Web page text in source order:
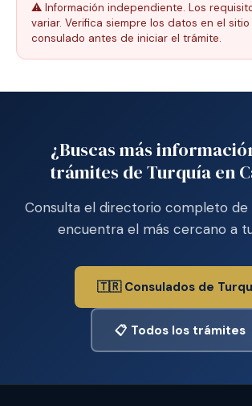
⚠️ Información independiente. Los
variar. Verifica siempre los datos en el
consulado antes de iniciar el trámite.
¿Buscas más
trámites de Turquía en
Consulta el directorio completo de
encuentra el más cercano a
🇹🇷 Consulados de
📋 Todos los trámites